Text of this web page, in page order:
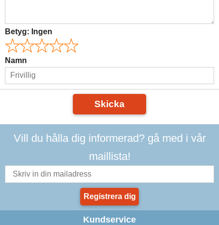
Betyg: Ingen
Namn
Skicka
Vill du hålla dig informerad? gå med i vår
maillista!
Registrera dig
Kundservice